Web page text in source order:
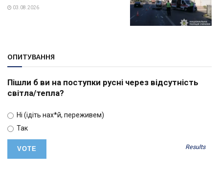
03.08.2026
ОПИТУВАННЯ
Пішли б ви на поступки русні через відсутність
світла/тепла?
Ні (ідіть нах*й, переживем)
Так
Results